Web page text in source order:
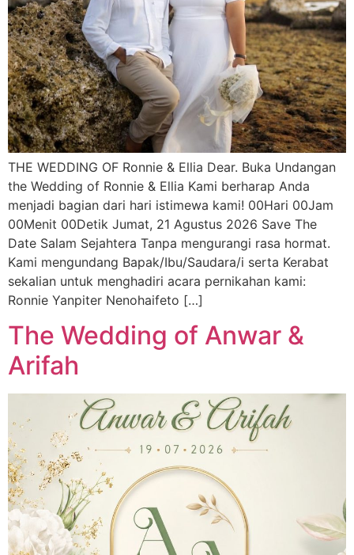
THE WEDDING OF Ronnie & Ellia Dear. Buka Undangan
the Wedding of Ronnie & Ellia Kami berharap Anda
menjadi bagian dari hari istimewa kami! 00Hari 00Jam
00Menit 00Detik Jumat, 21 Agustus 2026 Save The
Date Salam Sejahtera Tanpa mengurangi rasa hormat.
Kami mengundang Bapak/Ibu/Saudara/i serta Kerabat
sekalian untuk menghadiri acara pernikahan kami:
Ronnie Yanpiter Nenohaifeto […]
The Wedding of Anwar &
Arifah